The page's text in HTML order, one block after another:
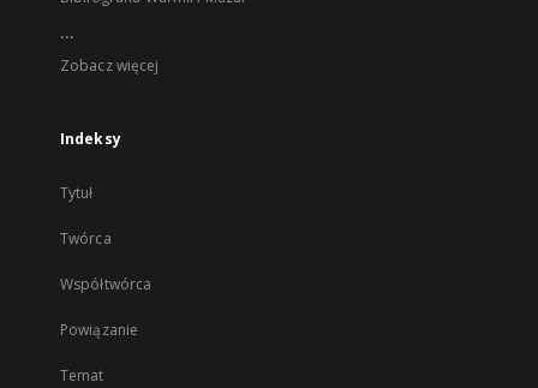
...
Zobacz więcej
Indeksy
Tytuł
Twórca
Współtwórca
Powiązanie
Temat